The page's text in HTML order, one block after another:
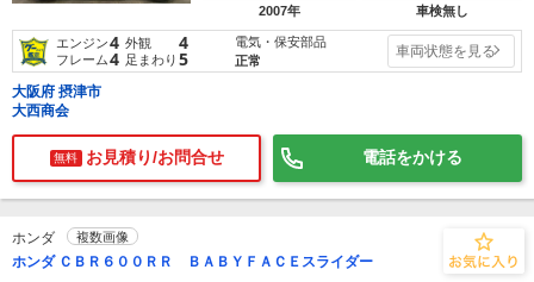
2007年
車検無し
エンジン4 外観 4
フレーム4 足まわり 5
電気・保安部品
正常
車両状態を見る
大阪府 摂津市
大西商会
無料 お見積り/お問合せ 電話をかける
ホンダ 複数画像
ホンダ ＣＢＲ６００ＲＲ ＢＡＢＹＦＡＣＥスライダー